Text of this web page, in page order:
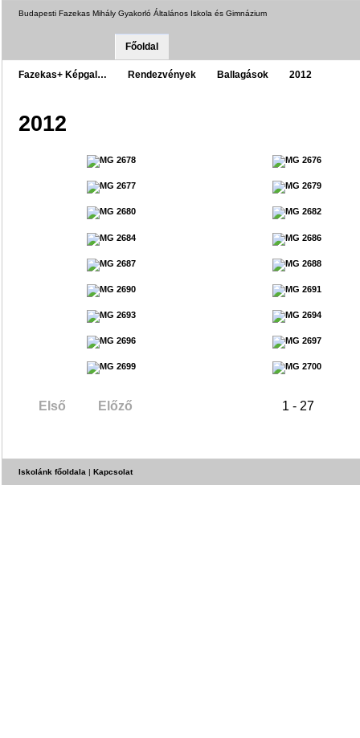
Budapesti Fazekas Mihály Gyakorló Általános Iskola és Gimnázium
Főoldal
Fazekas+ Képgal… Rendezvények Ballagások 2012
2012
Első Előző 1 - 27
Iskolánk főoldala | Kapcsolat